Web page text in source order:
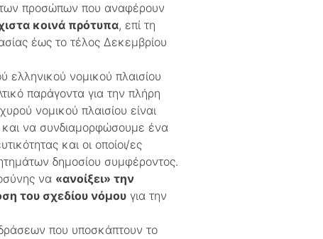
των προσώπων που αναφέρουν
κοινά πρότυπα, επί τη
έως το τέλος Δεκεμβρίου
ελληνικού νομικού πλαισίου
παράγοντα για την πλήρη
νομικού πλαισίου είναι
να συνδιαμορφώσουμε ένα
και οι οποίοι/ες
δημοσίου συμφέροντος.
να «ανοίξει» την
του σχεδίου νόμουγια την
που υποσκάπτουν το